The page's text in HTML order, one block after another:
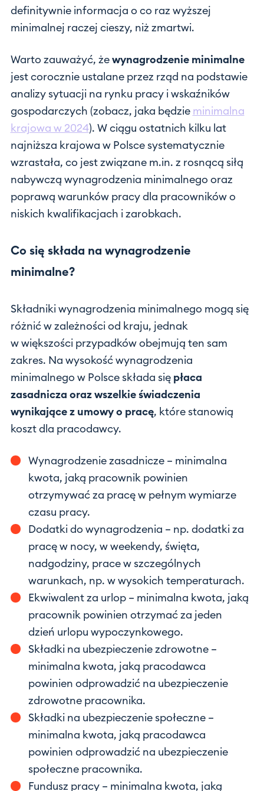
definitywnie informacja o co raz wyższej
minimalnej raczej cieszy, niż zmartwi.
Warto zauważyć, że wynagrodzenie minimalne
jest corocznie ustalane przez rząd na podstawie
analizy sytuacji na rynku pracy i wskaźników
gospodarczych (zobacz, jaka będzie minimalna
krajowa w 2024). W ciągu ostatnich kilku lat
najniższa krajowa w Polsce systematycznie
wzrastała, co jest związane m.in. z rosnącą siłą
nabywczą wynagrodzenia minimalnego oraz
poprawą warunków pracy dla pracowników o
niskich kwalifikacjach i zarobkach.
Co się składa na wynagrodzenie
minimalne?
Składniki wynagrodzenia minimalnego mogą się
różnić w zależności od kraju, jednak
w większości przypadków obejmują ten sam
zakres. Na wysokość wynagrodzenia
minimalnego w Polsce składa się płaca
zasadnicza oraz wszelkie świadczenia
wynikające z umowy o pracę, które stanowią
koszt dla pracodawcy.
Wynagrodzenie zasadnicze – minimalna
kwota, jaką pracownik powinien
otrzymywać za pracę w pełnym wymiarze
czasu pracy.
Dodatki do wynagrodzenia – np. dodatki za
pracę w nocy, w weekendy, święta,
nadgodziny, prace w szczególnych
warunkach, np. w wysokich temperaturach.
Ekwiwalent za urlop – minimalna kwota, jaką
pracownik powinien otrzymać za jeden
dzień urlopu wypoczynkowego.
Składki na ubezpieczenie zdrowotne –
minimalna kwota, jaką pracodawca
powinien odprowadzić na ubezpieczenie
zdrowotne pracownika.
Składki na ubezpieczenie społeczne –
minimalna kwota, jaką pracodawca
powinien odprowadzić na ubezpieczenie
społeczne pracownika.
Fundusz pracy – minimalna kwota, jaką